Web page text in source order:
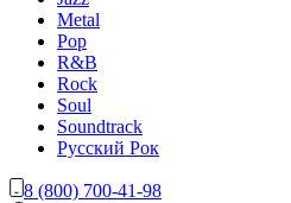
Metal
Pop
R&B
Rock
Soul
Soundtrack
Русский Рок
8 (800) 700-41-98